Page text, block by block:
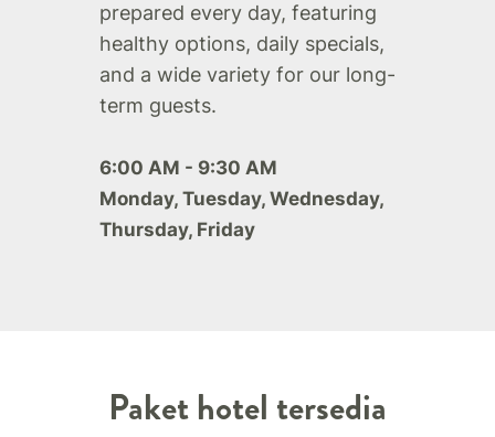
prepared every day, featuring
healthy options, daily specials,
and a wide variety for our long-
term guests.
6:00 AM - 9:30 AM
Monday, Tuesday, Wednesday,
Thursday, Friday
Paket hotel tersedia